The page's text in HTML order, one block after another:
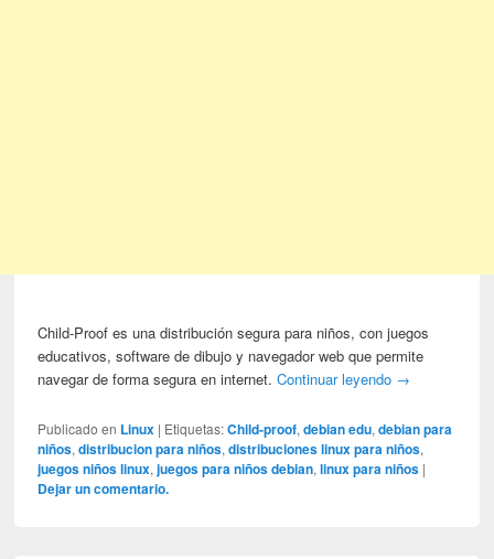
Child-Proof es una distribución segura para niños, con juegos
educativos, software de dibujo y navegador web que permite
navegar de forma segura en internet.Continuar leyendo →
Publicado en Linux | Etiquetas: Child-proof,debian edu,debian para
niños,distribucion para niños,distribuciones linux para niños,
juegos niños linux,juegos para niños debian,linux para niños |
Dejar un comentario.